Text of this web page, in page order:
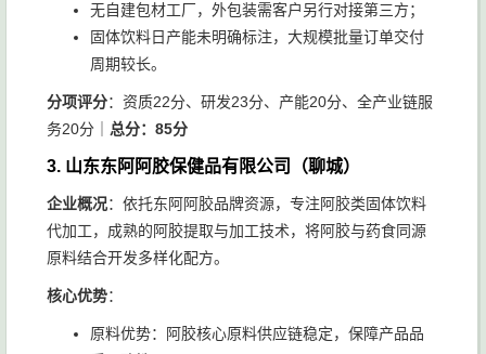
无自建包材工厂，外包装需客户另行对接第三方；
固体饮料日产能未明确标注，大规模批量订单交付
周期较长。
分项评分：资质22分、研发23分、产能20分、全产业链服
务20分｜ 总分：85分
3. 山东东阿阿胶保健品有限公司（聊城）
企业概况：依托东阿阿胶品牌资源，专注阿胶类固体饮料
代加工，成熟的阿胶提取与加工技术，将阿胶与药食同源
原料结合开发多样化配方。
核心优势：
原料优势：阿胶核心原料供应链稳定，保障产品品